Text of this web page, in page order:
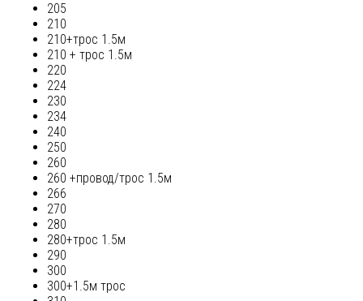
205
210
210+трос 1.5м
210 + трос 1.5м
220
224
230
234
240
250
260
260 +провод/трос 1.5м
266
270
280
280+трос 1.5м
290
300
300+1.5м трос